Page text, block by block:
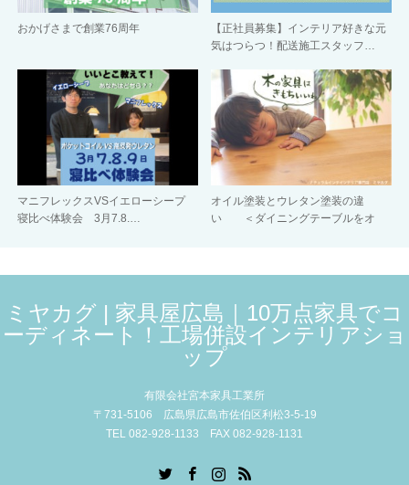
おかげさまで創業76周年
【正社員募集】インテリア好きな元
気はつらつ！配送施工スタッフ…
マニフレックスVSイエローシープ
寝比べ体験会 3月7.8.…
オイル塗装とウレタン塗装の違
い ＜ダイニングテーブルをオ
ミヤカグ | 家具屋広島｜10万点家具でコ
ーディネート！工場併設インテリアショ
ップ
有限会社宮本家具工業所
〒731-5106 広島県広島市佐伯区利松3-5-19
TEL 082-928-1133 FAX 082-928-1131
RSS